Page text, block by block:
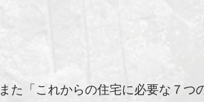
また「これからの住宅に必要な７つ